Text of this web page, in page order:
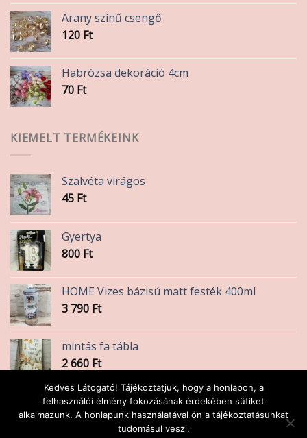
-
330 Ft
Arany színű csengő
120 Ft
Habrózsa dekoráció 4cm
70 Ft
KIEMELT TERMÉKEINK
Szalvéta virágos
45 Ft
Gyertya
800 Ft
HOME Vizes bázisú matt festék 400ml
3 790 Ft
mintás fa tábla
2 660 Ft
Formalyukasztó
2 390Ft
Kedves Látogató! Tájékoztatjuk, hogy a honlapon, a
felhasználói élmény fokozásának érdekében sütiket
alkalmazunk. A honlapunk használatával ön a tájékoztatásunkat
tudomásul veszi.